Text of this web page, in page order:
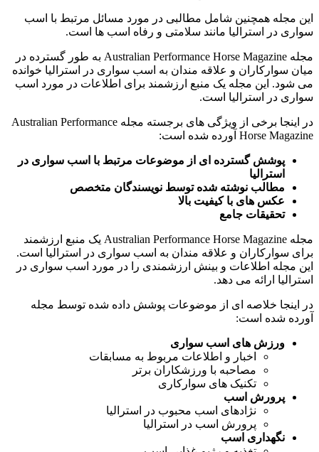
این مجله همچنین شامل مطالبی در مورد مسائل مرتبط با اسب
سواری در استرالیا مانند سلامتی و رفاه اسب ها است.
مجله Australian Performance Horse Magazine به طور گسترده در
میان سوارکاران و علاقه مندان به اسب سواری در استرالیا خوانده
می شود. این مجله یک منبع ارزشمند برای اطلاعات در مورد اسب
سواری در استرالیا است.
در اینجا برخی از ویژگی های برجسته مجله Australian Performance
Horse Magazine آورده شده است:
پوشش گسترده ای از موضوعات مرتبط با اسب سواری در
استرالیا
مطالب نوشته شده توسط نویسندگان متخصص
عکس های با کیفیت بالا
تحقیقات جامع
مجله Australian Performance Horse Magazine یک منبع ارزشمند
برای سوارکاران و علاقه مندان به اسب سواری در استرالیا است.
این مجله اطلاعات و بینش ارزشمندی را در مورد اسب سواری در
استرالیا ارائه می دهد.
در اینجا خلاصه ای از موضوعات پوشش داده شده توسط مجله
آورده شده است:
ورزش های اسب سواری
اخبار و اطلاعات مربوط به مسابقات
مصاحبه با ورزشکاران برتر
تکنیک های سوارکاری
پرورش اسب
نژادهای اسب محبوب در استرالیا
پرورش اسب در استرالیا
نگهداری اسب